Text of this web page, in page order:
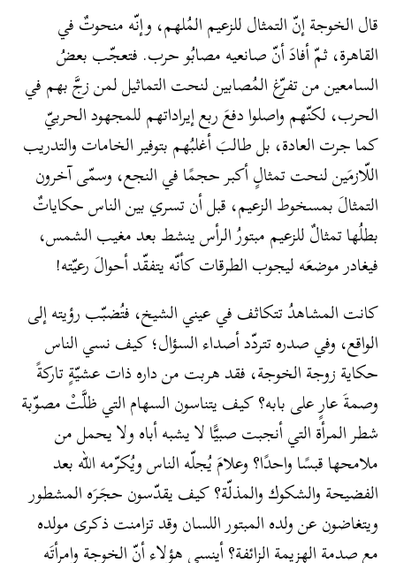
قال الخوجة إنّ التمثال للزعيم المُلهم، وإنّه منحوتٌ في
القاهرة، ثمّ أفادَ أنّ صانعيه مصابُو حرب. فتعجّب بعضُ
السامعين من تفرّغ المُصابين لنحت التماثيل لمن زجَّ بهم في
الحرب، لكنّهم واصلوا دفعَ ربع إيراداتهم للمجهود الحربيّ
كما جرت العادة، بل طالبَ أغلبُهم بتوفير الخامات والتدريب
اللّازمَين لنحت تمثالٍ أكبر حجمًا في النجع، وسمّى آخرون
التمثالَ بمسخوط الزعيم، قبل أن تسري بين الناس حكاياتٌ
بطلُها تمثالٌ للزعيم مبتورُ الرأس ينشط بعد مغيب الشمس،
فيغادر موضعَه ليجوب الطرقات كأنّه يتفقّد أحوالَ رعيّته!
كانت المشاهدُ تتكاثف في عيني الشيخ، فتُضبّب رؤيته إلى
الواقع، وفي صدره تتردّد أصداء السؤال؛ كيف نسي الناس
حكاية زوجة الخوجة، فقد هربت من داره ذات عشيّةٍ تاركةً
وصمةَ عارٍ على بابه؟ كيف يتناسون السهام التي ظلَّتْ مصوّبة
شطر المرأة التي أنجبت صبيًّا لا يشبه أباه ولا يحمل من
ملامحها قبسًا واحدًا؟ وعلامَ يُجلّه الناس ويُكرّمه الله بعد
الفضيحة والشكوك والمذلّة؟ كيف يقدّسون حجَرَه المشطور
ويتغاضون عن ولده المبتور اللسان وقد تزامنت ذكرى مولده
مع صدمة الهزيمة الزائفة؟ أينسى هؤلاء أنّ الخوجة وامرأتَه